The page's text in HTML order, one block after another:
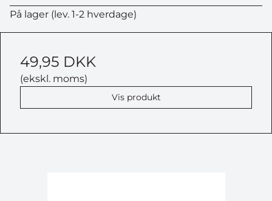
På lager (lev. 1-2 hverdage)
49,95 DKK
(ekskl. moms)
Vis produkt